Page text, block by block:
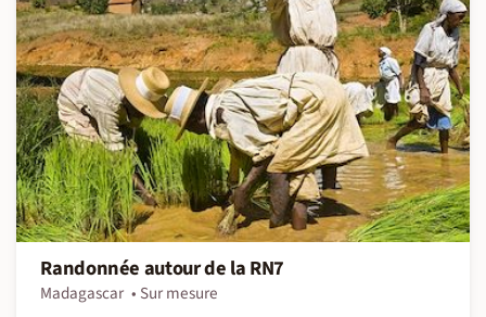
Randonnée autour de la RN7
Madagascar
Sur mesure